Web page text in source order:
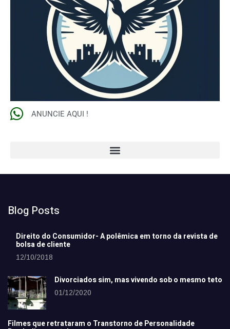
ANUNCIE AQUI !
Blog Posts
Direito do Consumidor- A polêmica em torno da revista de
bolsa de cliente
12/10/2018
Divorciados sim, mas vivendo sob o mesmo teto
01/12/2020
Filmes que retrataram o Transtorno de Personalidade